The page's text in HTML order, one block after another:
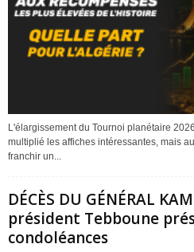
L'élargissement du Tournoi planétaire
multiplié les affiches intéressantes, mais
franchir un...
DÉCÈS DU GÉNÉRAL
président Tebboune
condoléances